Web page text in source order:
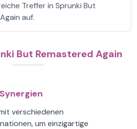
Treffer in Sprunki But
auf.
But Remastered Again
verschiedenen
um einzigartige